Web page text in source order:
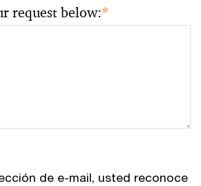
request below:*
de e-mail, usted reconoce